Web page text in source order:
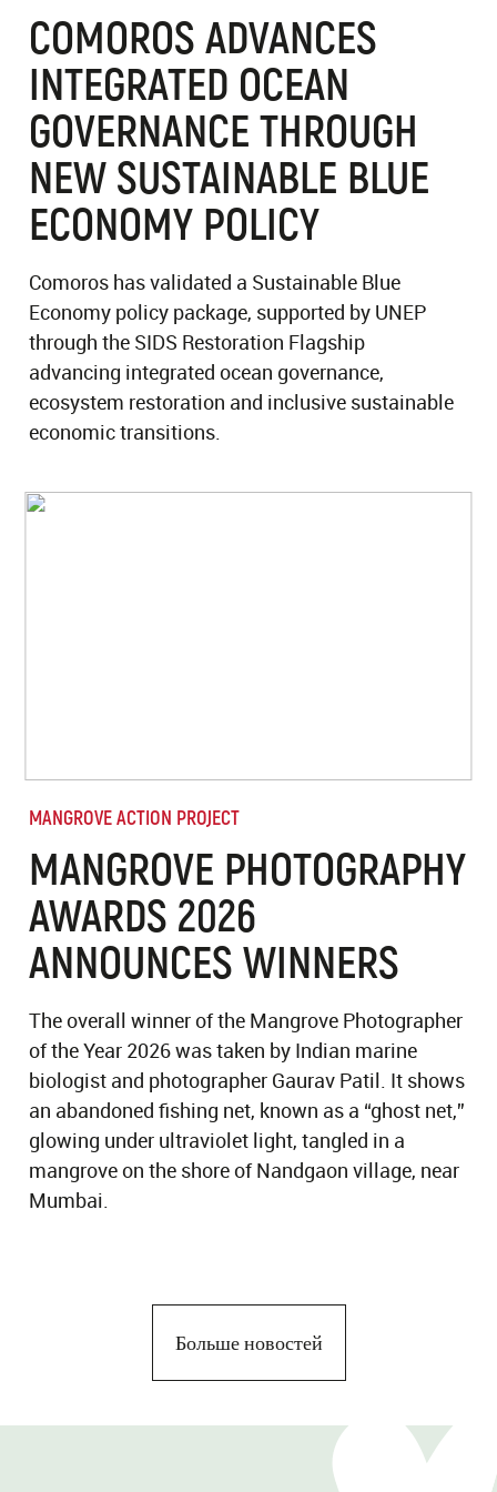
COMOROS ADVANCES
INTEGRATED OCEAN
GOVERNANCE THROUGH
NEW SUSTAINABLE BLUE
ECONOMY POLICY
Comoros has validated a Sustainable Blue
Economy policy package, supported by UNEP
through the SIDS Restoration Flagship
advancing integrated ocean governance,
ecosystem restoration and inclusive sustainable
economic transitions.
MANGROVE ACTION PROJECT
MANGROVE PHOTOGRAPHY
AWARDS 2026
ANNOUNCES WINNERS
The overall winner of the Mangrove Photographer
of the Year 2026 was taken by Indian marine
biologist and photographer Gaurav Patil. It shows
an abandoned fishing net, known as a “ghost net,”
glowing under ultraviolet light, tangled in a
mangrove on the shore of Nandgaon village, near
Mumbai.
Больше новостей